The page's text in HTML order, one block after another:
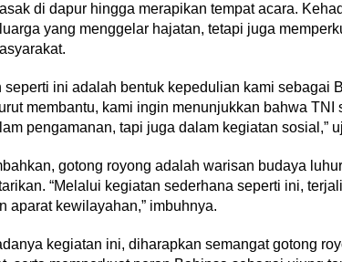
di dapur hingga merapikan tempat acara.
yang menggelar hajatan, tetapi juga
seperti ini adalah bentuk kepedulian kami sebagai
membantu, kami ingin menunjukkan bahwa
pengamanan, tapi juga dalam kegiatan sosial,”
gotong royong adalah warisan budaya
“Melalui kegiatan sederhana seperti ini,
aparat kewilayahan,” imbuhnya.
kegiatan ini, diharapkan semangat gotong